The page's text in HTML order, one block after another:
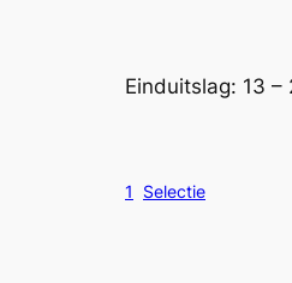
Einduitslag: 13 –
1 Selectie